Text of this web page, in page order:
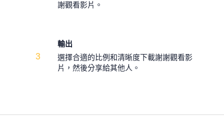
謝觀看影片。
3
輸出
選擇合適的比例和清晰度下載謝謝觀看影
片，然後分享給其他人。